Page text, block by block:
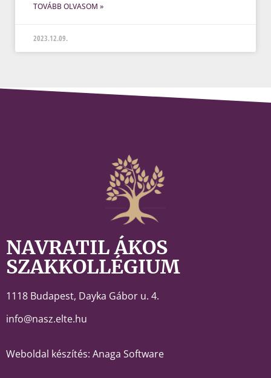
TOVÁBB OLVASOM »
2023.12.09.
NAVRATIL ÁKOS
SZAKKOLLÉGIUM
1118 Budapest, Dayka Gábor u. 4.
info@nasz.elte.hu
Weboldal készítés: Anaga Software